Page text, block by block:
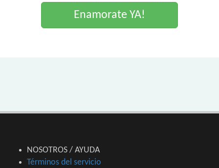
Enamorate YA!
NOSOTROS / AYUDA
Términos del servicio